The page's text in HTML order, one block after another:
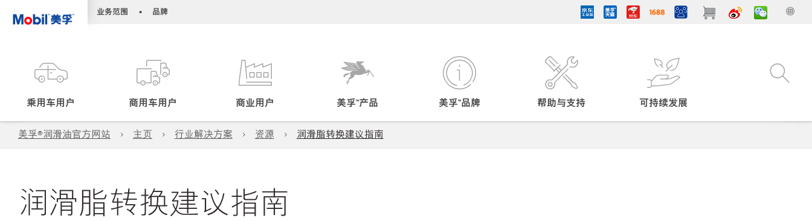
业务范围 • 品牌
乘用车用户 商用车用户 商业用户 美孚™产品 美孚™品牌 帮助与支持 可持续发展
美孚®润滑油官方网站 主页 行业解决方案 资源 润滑脂转换建议指南
润滑脂转换建议指南